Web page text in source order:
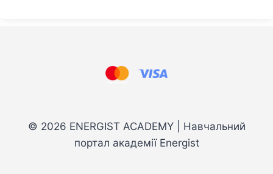
© 2026 ENERGIST ACADEMY | Навчальний
портал академії Energist